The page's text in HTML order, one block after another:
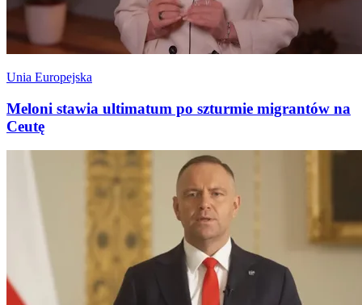
Unia Europejska
Meloni stawia ultimatum po szturmie migrantów na
Ceutę